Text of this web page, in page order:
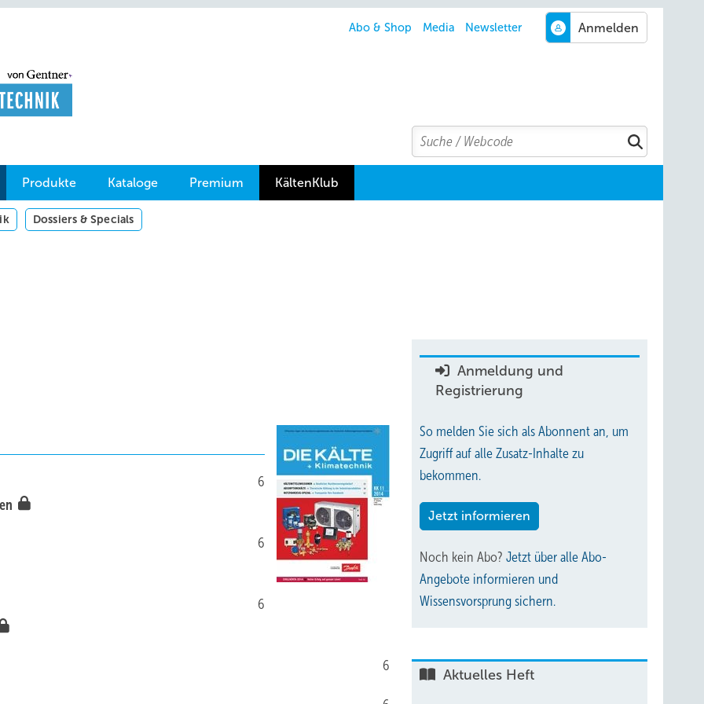
Abo & Shop Media Newsletter
Search
Suchen
Produkte Kataloge Premium KältenKlub
Dossiers & Specials
6
6
6
6
Anmeldung und
Registrierung
So melden Sie sich als Abonnent an, um
Zugriff auf alle Zusatz-Inhalte zu
bekommen.
Jetzt informieren
Noch kein Abo? Jetzt über alle Abo-
Angebote informieren und
Wissensvorsprung sichern.
Aktuelles Heft